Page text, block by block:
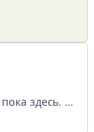
Моя телега, держимся пока здесь. № 5167171344 Выпуски, что-то из моей жизни, какие-то мои мысли. Что то , как-то, где-то , иногда получается